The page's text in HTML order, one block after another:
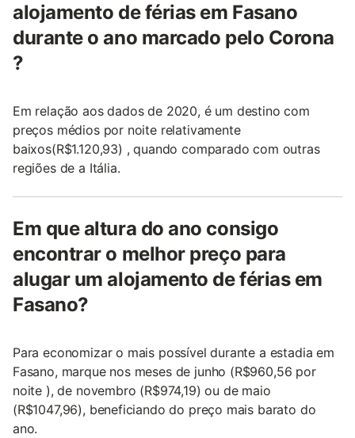
alojamento de férias em Fasano
durante o ano marcado pelo Corona
?
Em relação aos dados de 2020, é um destino com
preços médios por noite relativamente
baixos(R$1.120,93) , quando comparado com outras
regiões de a Itália.
Em que altura do ano consigo
encontrar o melhor preço para
alugar um alojamento de férias em
Fasano?
Para economizar o mais possível durante a estadia em
Fasano, marque nos meses de junho (R$960,56 por
noite ), de novembro (R$974,19) ou de maio
(R$1047,96), beneficiando do preço mais barato do
ano.